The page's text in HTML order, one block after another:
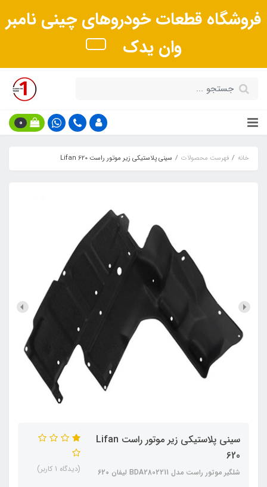
فروشگاه قطعات خودروهای چینی نامبر
وان یدک
0
خانه فهرست محصولات سینی پلاستیکی زیر موتور راست Lifan 620
سینی پلاستیکی زیر موتور راست Lifan
620
شلگیر موتور راست مدل BDA2802211 لیفان 620 (دیدگاه 1 کاربر)